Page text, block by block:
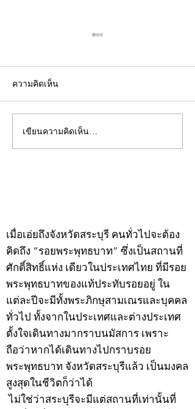
คอลัมน์"จับชีพจรวงการ
พระ"ประจำพุธที่ 29
ความคิดเห็น
เขียนความคิดเห็น…
เมื่อเอ่ยถึงจังหวัดสระบุรี คนทั่วไปจะต้อง
คิดถึง “รอยพระพุทธบาท” ซึ่งเป็นสถานที่
ศักดิ์สิทธิ์แห่ง เดียวในประเทศไทย ที่มีรอย
พระพุทธบาทของแท้ประทับรอยอยู่ ใน
แต่ละปีจะมีทั้งพระภิกษุสามเณรและบุคคล
ทั่วไป ทั้งจากในประเทศและต่างประเทศ
ตั้งใจเดินทางมากราบนมัสการ เพราะ
ถือว่าหากได้เดินทางไปกราบรอย
พระพุทธบาท จังหวัดสระบุรีแล้ว เป็นมงคล
สูงสุดในชีวิตก็ว่าได้
ไม่ใช่ว่าสระบุรีจะมีแต่สถานที่เท่านั้นที่